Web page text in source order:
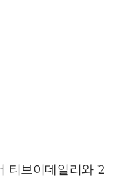
티브이데일리와 '2